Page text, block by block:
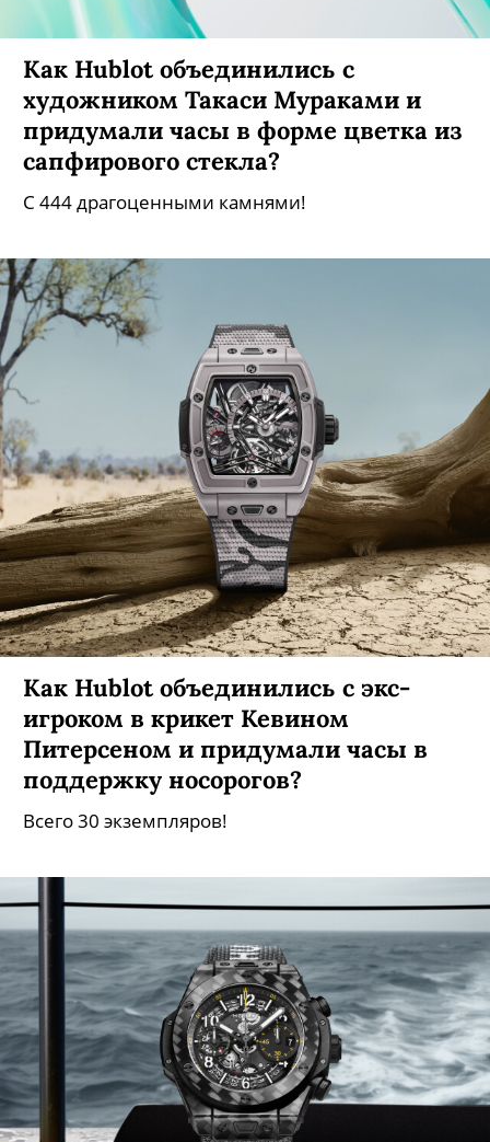
Как Hublot объединились c
художником Такаси Мураками и
придумали часы в форме цветка из
сапфирового стекла?
С 444 драгоценными камнями!
Как Hublot объединились с экс-
игроком в крикет Кевином
Питерсеном и придумали часы в
поддержку носорогов?
Всего 30 экземпляров!